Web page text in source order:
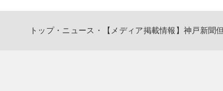
トップ・ ニュース ・ 【メディア掲載情報】神戸新聞